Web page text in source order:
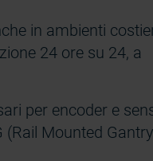
in ambienti
24 ore su 24, a
per encoder e
(Rail Mounted